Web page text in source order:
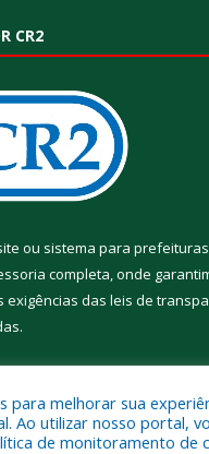
CR2
ou sistema para prefeituras
completa, onde
exigências das leis de
para melhorar sua
Ao utilizar nosso portal,
de monitoramento de